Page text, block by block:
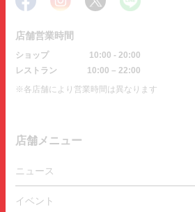
店舗営業時間
ショップ
10:00 - 20:00
レストラン
10:00 – 22:00
※各店舗により営業時間は異なります
店舗メニュー
ニュース
イベント